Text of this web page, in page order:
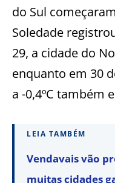
do Sul
Soledade
29, a cidade do
enquanto em 30
a -0,4ºC também
LEIA TAMBÉM
Vendavais vão
muitas cidades